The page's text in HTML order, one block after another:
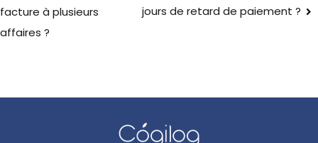
facture à plusieurs
affaires ?
jours de retard de paiement ?